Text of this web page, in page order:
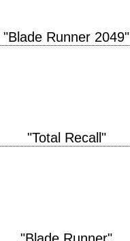
"Blade Runner 2049"
"Total Recall"